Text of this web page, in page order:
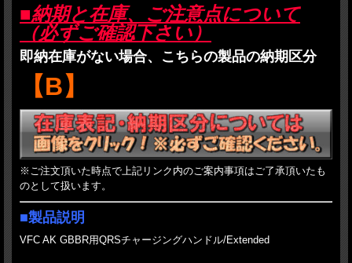
・発売予定日は、あくまでメーカー発表の予定日であり発売を確約するものではご
ざいません。
・商品価格は予価であり、メーカーの価格が変更となった場合や為替などの状況次
第でご提供価格が変更になる場合がございます。
・入荷が数割れになった場合は、受注順に割り当てを行います。
降の再入荷にて出荷を行います。特にメーカー生産完了後のご予約は数量の調整が
出来ませんので、確実に手に入れたい場合はお早めにご予約を頂いたほうが確率は
・メーカーが断りなく仕様を変更する場合がありますが、その責は負いかねます。
・販売時、着日指定はお受けできません。発売後のご依頼はお受け致します。
・お支払は、銀行振込、代金引換、Paypalが選択可能ですが、ご予約品に関しては
到着時支払いの代金引換をお勧めいたします。
・ご予約品と通常の在庫品を一緒にお買上げ頂くことは基本的にご遠慮ください。
どうしても必要な場合も分納はお受けしません。すべて揃ってからの発送になりま
す。また、途中キャンセルもお受けできなくなります。
択ください。
予定日でまとめてご注文をお願いします。
■納期と在庫、ご注意点について
（必ずご確認下さい）
即納在庫がない場合、こちらの製品の納期区分
【B】
※ご注文頂いた時点で上記リンク内のご案内事項はご了承頂いたも
のとして扱います。
■製品説明
VFC AK GBBR用QRSチャージングハンドル/Extended